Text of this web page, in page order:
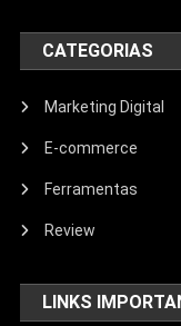
CATEGORIAS
Marketing Digital
E-commerce
Ferramentas
Review
LINKS